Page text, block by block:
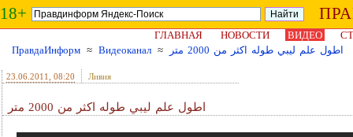
18+
ГЛАВНАЯ НОВОСТИ ВИДЕО
ПравдаИнформ ≈ Видеоканал ≈ اطول علم ليبي طوله اكثر من 2000 متر
23.06.2011 , 08:20 Ливия
اطول علم ليبي طوله اكثر من 2000 متر